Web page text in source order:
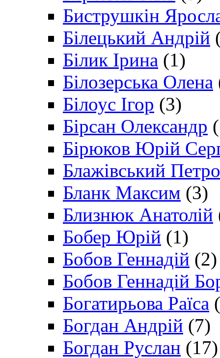
Биструшкін
Білецький Андрій
Білик Ірина (1)
Білозерська Олена
Білоус Ігор (3)
Бірсан Олександр
Бірюков Юрій
Блажівський Петро
Бланк Максим (3)
Близнюк Анатолій
Бобер Юрій (1)
Бобов Геннадій (2)
Бобов Геннадій
Богатирьова Раїса
Богдан Андрій (7)
Богдан Руслан (17)